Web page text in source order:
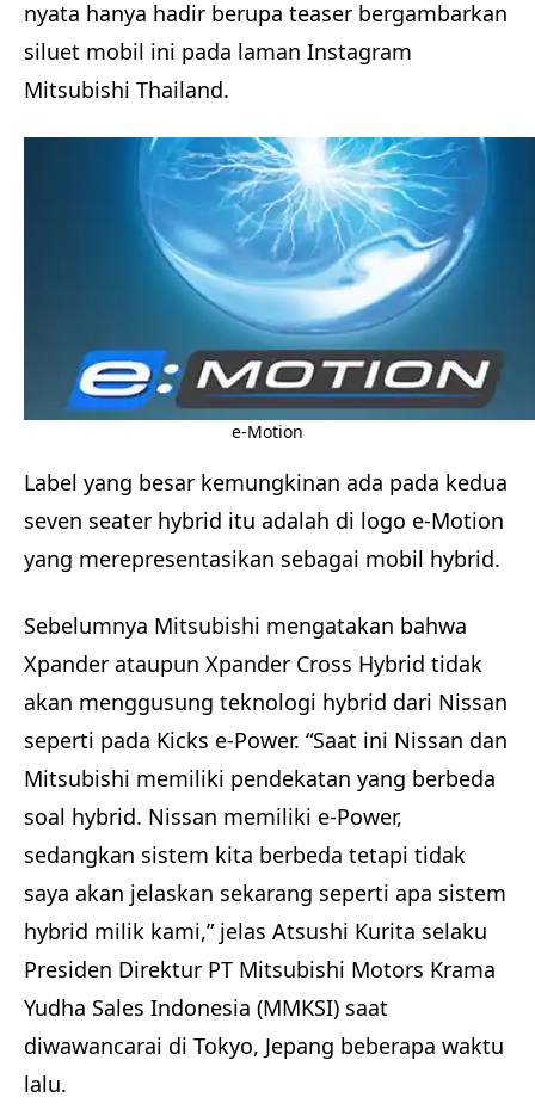
nyata hanya hadir berupa teaser bergambarkan
siluet mobil ini pada laman Instagram
Mitsubishi Thailand.
e-Motion
Label yang besar kemungkinan ada pada kedua
seven seater hybrid itu adalah di logo e-Motion
yang merepresentasikan sebagai mobil hybrid.
Sebelumnya Mitsubishi mengatakan bahwa
Xpander ataupun Xpander Cross Hybrid tidak
akan menggusung teknologi hybrid dari Nissan
seperti pada Kicks e-Power. “Saat ini Nissan dan
Mitsubishi memiliki pendekatan yang berbeda
soal hybrid. Nissan memiliki e-Power,
sedangkan sistem kita berbeda tetapi tidak
saya akan jelaskan sekarang seperti apa sistem
hybrid milik kami,” jelas Atsushi Kurita selaku
Presiden Direktur PT Mitsubishi Motors Krama
Yudha Sales Indonesia (MMKSI) saat
diwawancarai di Tokyo, Jepang beberapa waktu
lalu.